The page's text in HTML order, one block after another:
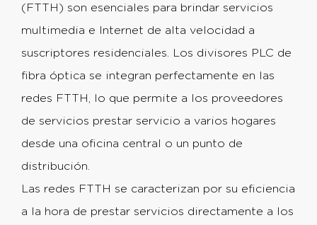
(FTTH) son esenciales para brindar servicios
multimedia e Internet de alta velocidad a
suscriptores residenciales. Los divisores PLC de
fibra óptica se integran perfectamente en las
redes FTTH, lo que permite a los proveedores
de servicios prestar servicio a varios hogares
desde una oficina central o un punto de
distribución.
Las redes FTTH se caracterizan por su eficiencia
a la hora de prestar servicios directamente a los